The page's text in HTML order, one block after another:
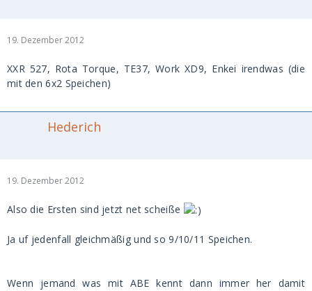
19. Dezember 2012
XXR 527, Rota Torque, TE37, Work XD9, Enkei irendwas (die
mit den 6x2 Speichen)
Hederich
19. Dezember 2012
Also die Ersten sind jetzt net scheiße
Ja uf jedenfall gleichmäßig und so 9/10/11 Speichen.
Wenn jemand was mit ABE kennt dann immer her damit